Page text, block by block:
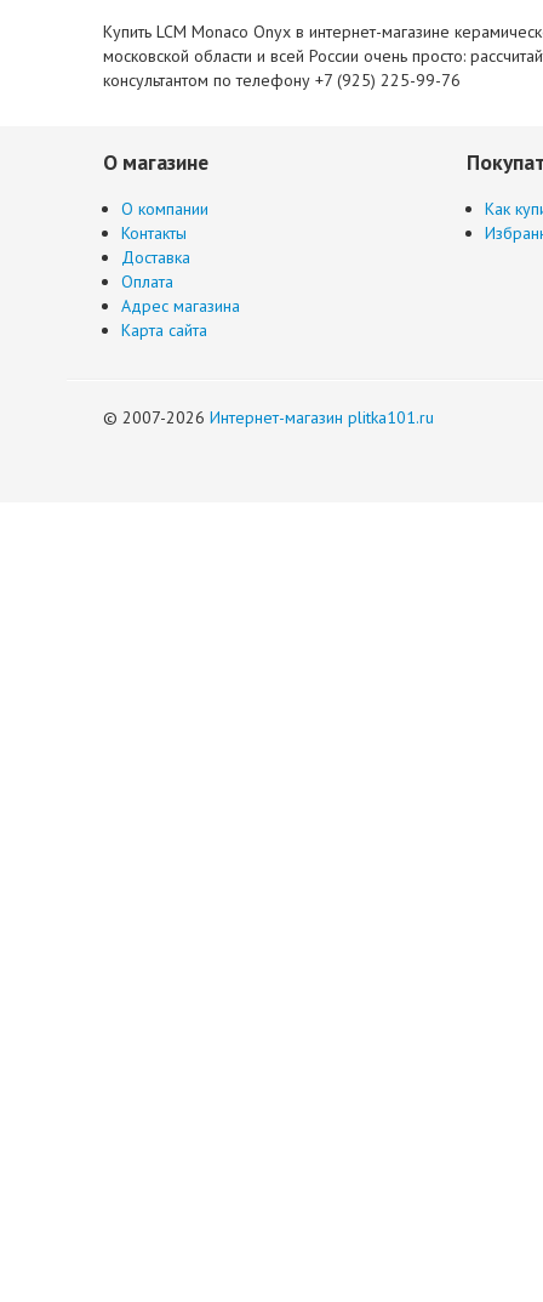
Купить LCM Monaco Onyx в интернет-магазине
московской области и всей России очень просто:
консультантом по телефону +7 (925) 225-99-76
О магазине
О компании
Контакты
Доставка
Оплата
Адрес магазина
Карта сайта
Как
© 2007-2026 Интернет-магазин plitka101.ru